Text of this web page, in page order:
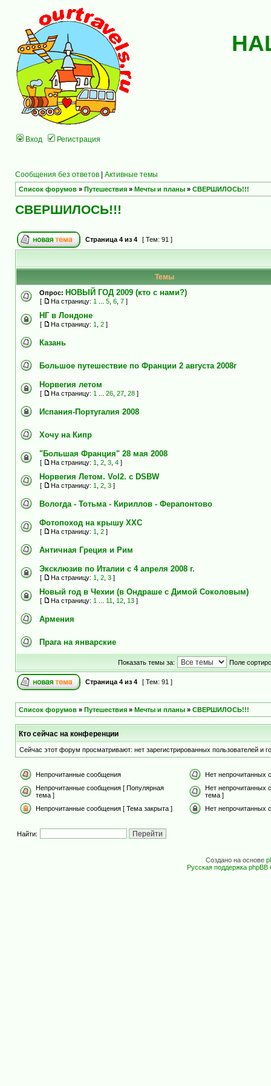
Вход Регистрация
Сообщения без ответов | Активные темы
Список форумов » Путешествия » Мечты и планы » СВЕРШИЛОСЬ!!!
СВЕРШИЛОСЬ!!!
Страница 4 из 4 [ Тем: 91 ]
Темы
Опрос: НОВЫЙ ГОД 2009 (кто с нами?)
[ На страницу: 1 5 6 7 ]
НГ в Лондоне
[ На страницу: 1 2 ]
Казань
Большое путешествие по Франции 2 августа 2008г
Норвегия летом
[ На страницу: 1 26 27 28 ]
Испания-Португалия 2008
Хочу на Кипр
"Большая Франция" 28 мая 2008
[ На страницу: 1 2 3 4 ]
Норвегия Летом. Vol2. с DSBW
[ На страницу: 1 2 3 ]
Вологда - Тотьма - Кириллов - Ферапонтово
Фотопоход на крышу ХХС
[ На страницу: 1 2 ]
Античная Греция и Рим
Эксклюзив по Италии с 4 апреля 2008 г.
[ На страницу: 1 2 3 ]
Новый год в Чехии (в Ондраше с Димой Соколовым)
[ На страницу: 1 11 12 13 ]
Армения
Прага на январские
Показать темы за: Поле
Страница 4 из 4 [ Тем: 91 ]
Список форумов » Путешествия » Мечты и планы » СВЕРШИЛОСЬ!!!
Кто сейчас на конференции
Сейчас этот форум просматривают: нет зарегистрированных пользователей и
Непрочитанные сообщения
Нет непрочитанных
Непрочитанные сообщения [ Популярная
тема ]
Нет непрочитанных
тема ]
Непрочитанные сообщения [ Тема закрыта ]
Нет непрочитанных
Найти:
Создано на основе
Русская поддержка phpBB